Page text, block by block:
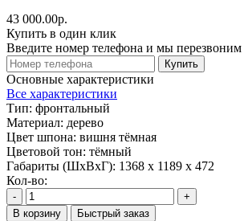
43 000.00р.
Купить в один клик
Введите номер телефона и мы перезвоним
Купить
Основные характеристики
Все характеристики
Тип: фронтальный
Материал: дерево
Цвет шпона: вишня тёмная
Цветовой тон: тёмный
Габариты (ШхВхГ): 1368 х 1189 х 472
Кол-во:
-
+
В корзину
Быстрый заказ